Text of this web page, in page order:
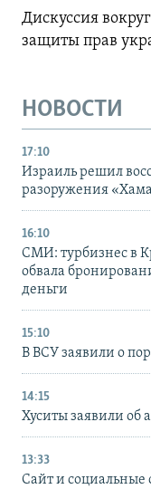
Дискуссия
защиты прав
НОВОСТИ
17:10
Израиль решил
разоружения
16:10
СМИ: турбизнес в
обвала
деньги
15:10
В ВСУ заявили о
14:15
Хуситы заявили об
13:33
Сайт и социальные